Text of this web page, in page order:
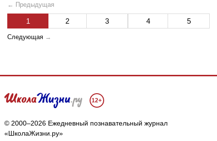
← Предыдущая
1 2 3 4 5
Следующая →
12+
© 2000–2026 Ежедневный познавательный журнал
«ШколаЖизни.ру»